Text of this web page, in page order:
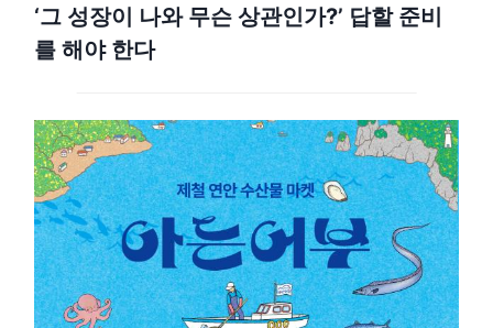
‘그 성장이 나와 무슨 상관인가?’ 답할 준비
를 해야 한다